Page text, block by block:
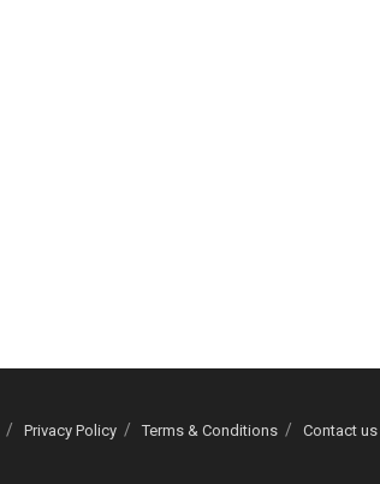
Privacy Policy Terms & Conditions Contact us